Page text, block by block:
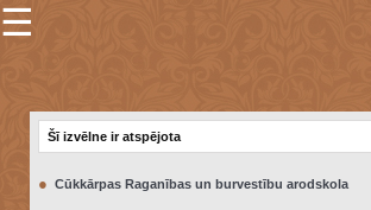
×
☰
Šī izvēlne ir atspējota
● Cūkkārpas Raganības un burvestību arodskola